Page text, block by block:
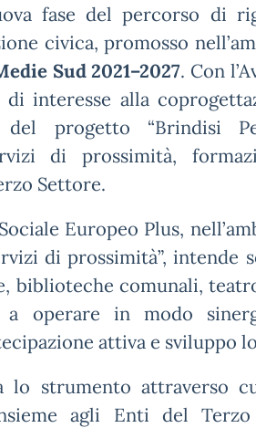
fase del percorso di
civica, promosso
Sud 2021–2027. Con
interesse alla
progetto “Brindisi
di prossimità,
Settore.
Europeo Plus,
di prossimità”, intende
biblioteche comunali,
operare in modo
attiva e sviluppo
lo strumento attraverso
agli Enti del